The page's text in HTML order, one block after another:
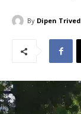
By Dipen